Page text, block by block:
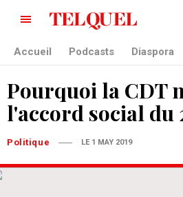
Accueil Podcasts Diaspora
Pourquoi la CDT
l'accord social du
Politique LE 1 MAY 2019